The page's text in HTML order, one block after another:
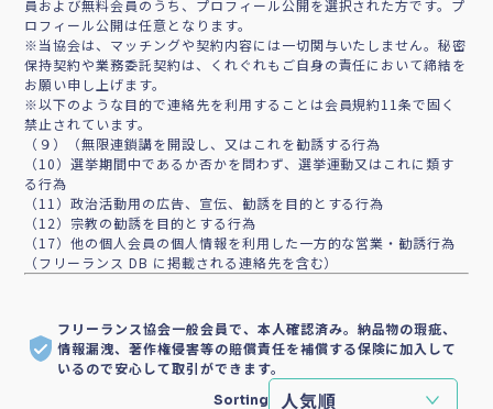
員および無料会員のうち、プロフィール公開を選択された方です。プ
ロフィール公開は任意となります。
※当協会は、マッチングや契約内容には一切関与いたしません。秘密
保持契約や業務委託契約は、くれぐれもご自身の責任において締結を
お願い申し上げます。
※以下のような目的で連絡先を利用することは会員規約11条で固く
禁止されています。
（９）（無限連鎖講を開設し、又はこれを勧誘する行為
（10）選挙期間中であるか否かを問わず、選挙運動又はこれに類す
る行為
（11）政治活動用の広告、宣伝、勧誘を目的とする行為
（12）宗教の勧誘を目的とする行為
（17）他の個人会員の個人情報を利用した一方的な営業・勧誘行為
（フリーランス DB に掲載される連絡先を含む）
フリーランス協会一般会員で、本人確認済み。納品物の瑕疵、
情報漏洩、著作権侵害等の賠償責任を補償する保険に加入して
いるので安心して取引ができます。
Sorting